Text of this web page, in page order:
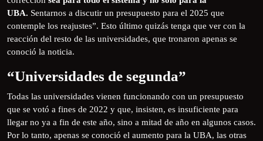
UBA. Sentarnos a discutir un presupuesto para el 2025 que
contemple los reajustes”. Esto último quizás tenga que ver con la
reacción del resto de las universidades, que tronaron apenas se
conoció la noticia.
“Universidades de segunda”
Todas las universidades vienen funcionando con un presupuesto
que se votó a fines de 2022 y que, insisten, es insuficiente para
llegar no ya a fin de este año, sino a mitad de año en algunos casos.
Por lo tanto, apenas se conoció el aumento para la UBA, las otras